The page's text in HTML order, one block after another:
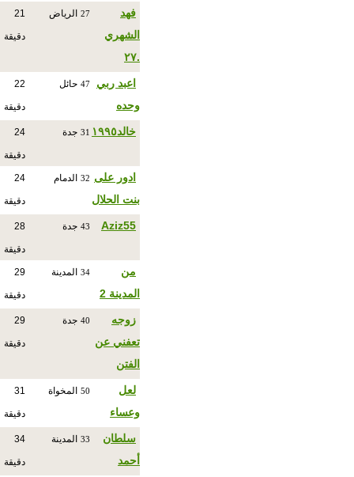
فهد
الشهري
.٢٧
27 الرياض 21
دقيقة
اعبد ربي
وحده
47 حائل 22
دقيقة
خالد١٩٩٥ 31 جدة 24
دقيقة
ادور على
بنت الحلال
32 الدمام 24
دقيقة
Aziz55
43 جدة 28
دقيقة
من
المدينة 2
34 المدينة 29
دقيقة
زوجه
تعفني عن
الفتن
40 جدة 29
دقيقة
لعل
وعساء
50 المخواة 31
دقيقة
سلطان
أحمد
33 المدينة 34
دقيقة